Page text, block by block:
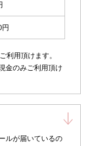
円
利用頂けます。
金のみご利用頂け
ルが届いているの